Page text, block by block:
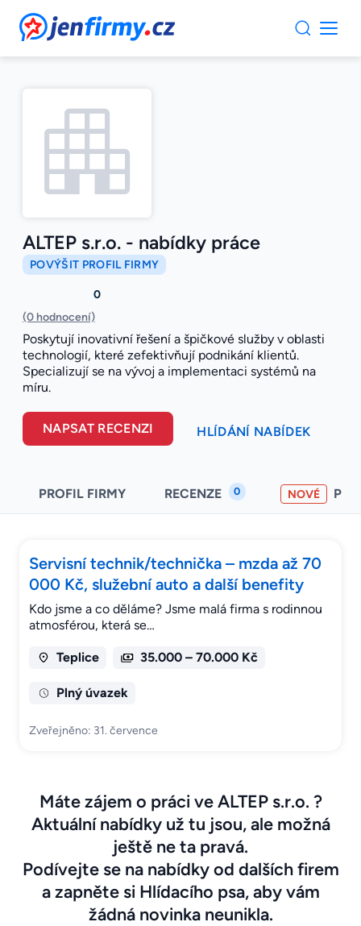
JenFirmy.cz
ALTEP s.r.o. - nabídky práce
POVÝŠIT PROFIL FIRMY
0
(0 hodnocení)
Poskytují inovativní řešení a špičkové služby v oblasti
technologií, které zefektivňují podnikání klientů.
Specializují se na vývoj a implementaci systémů na
míru.
NAPSAT RECENZI HLÍDÁNÍ NABÍDEK
PROFIL FIRMY RECENZE 0 NOVÉ
Servisní technik/technička – mzda až 70
000 Kč, služební auto a další benefity
Kdo jsme a co děláme? Jsme malá firma s rodinnou
atmosférou, která se…
Teplice 35.000 – 70.000 Kč
Plný úvazek
Zveřejněno: 31. července
Máte zájem o práci ve ALTEP s.r.o. ?
Aktuální nabídky už tu jsou, ale možná
ještě ne ta pravá.
Podívejte se na nabídky od dalších firem
a zapněte si Hlídacího psa, aby vám
žádná novinka neunikla.